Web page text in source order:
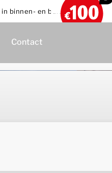
binnen- en buitenland
Contact